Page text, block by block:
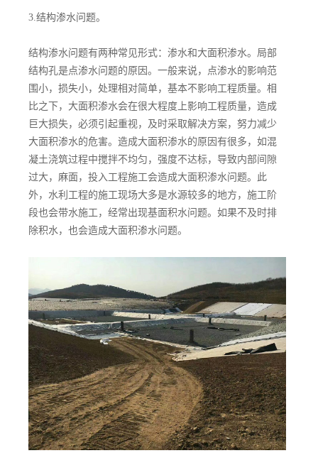
3.结构渗水问题。
结构渗水问题有两种常见形式：渗水和大面积渗水。局部
结构孔是点渗水问题的原因。一般来说，点渗水的影响范
围小，损失小，处理相对简单，基本不影响工程质量。相
比之下，大面积渗水会在很大程度上影响工程质量，造成
巨大损失，必须引起重视，及时采取解决方案，努力减少
大面积渗水的危害。造成大面积渗水的原因有很多，如混
凝土浇筑过程中搅拌不均匀，强度不达标，导致内部间隙
过大，麻面，投入工程施工会造成大面积渗水问题。此
外，水利工程的施工现场大多是水源较多的地方，施工阶
段也会带水施工，经常出现基面积水问题。如果不及时排
除积水，也会造成大面积渗水问题。